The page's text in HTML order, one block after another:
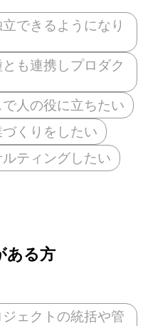
できるようになり
も連携しプロダク
人の役に立ちたい
くりをしたい
ティングしたい
ある方
ェクトの統括や管